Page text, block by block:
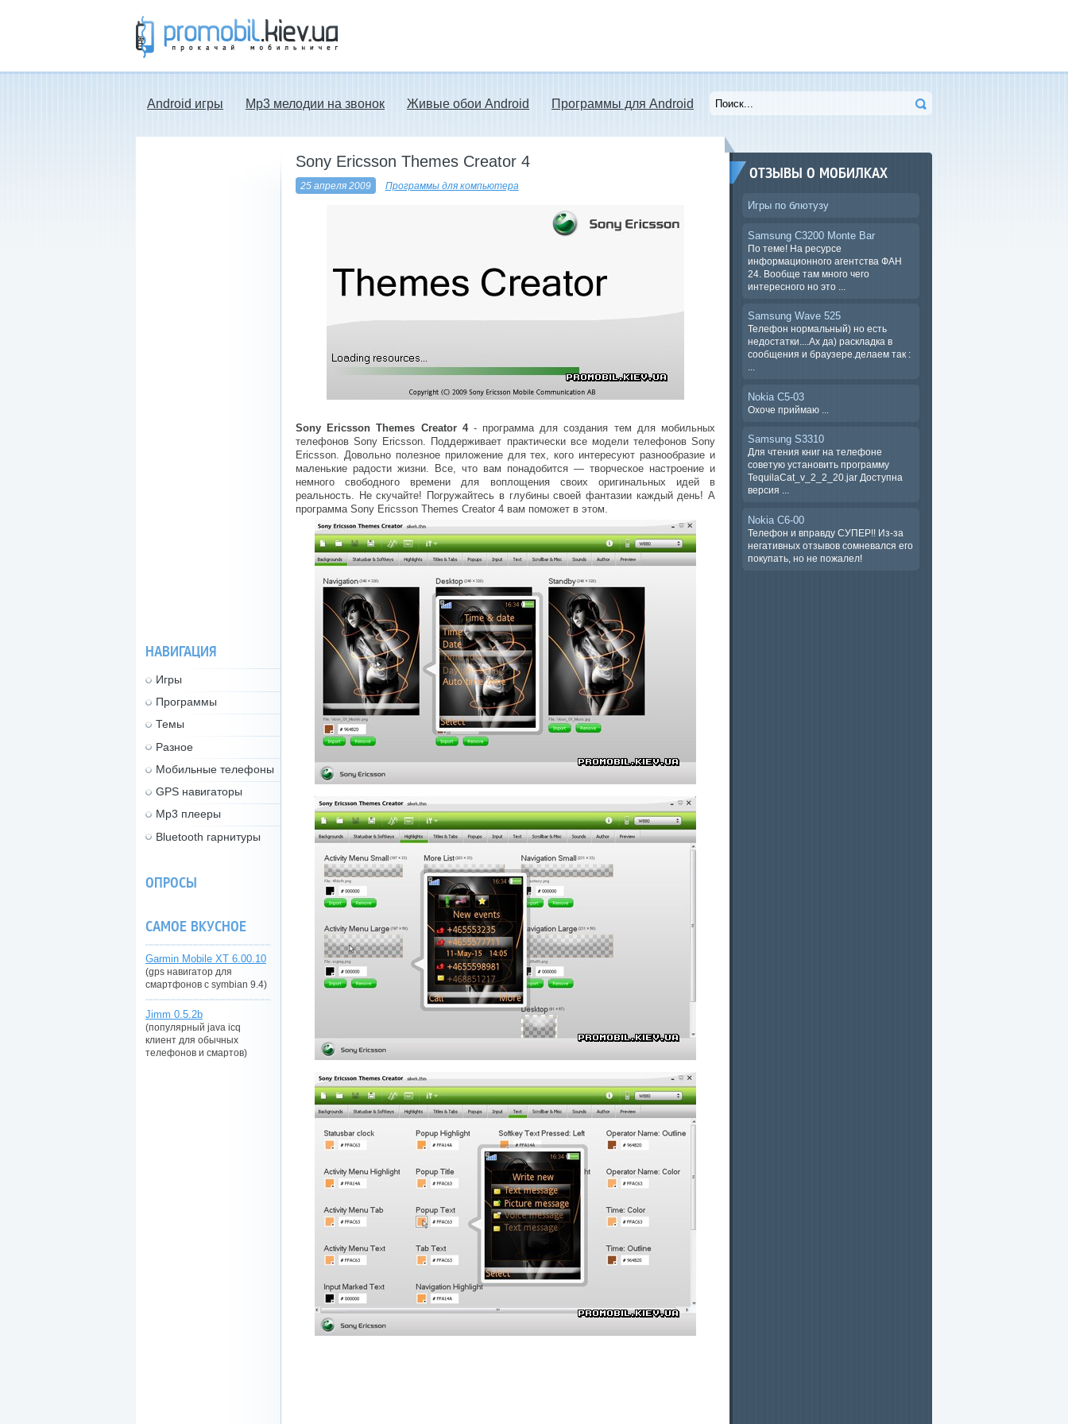
для Nokia, мелодии на звонок скачать
Android игры Mp3 мелодии на звонок Живые обои Android Программы для Android
Sony Ericsson Themes Creator 4
25 апреля 2009 Программы для компьютера
Sony Ericsson Themes Creator 4- программа для создания тем для мобильных
телефонов Sony Ericsson. Поддерживает практически все модели телефонов Sony
Ericsson. Довольно полезное приложение для тех, кого интересуют разнообразие и
маленькие радости жизни. Все, что вам понадобится — творческое настроение и
немного свободного времени для воплощения своих оригинальных идей в
реальность. Не скучайте! Погружайтесь в глубины своей фантазии каждый день! А
программа Sony Ericsson Themes Creator 4 вам поможет в этом.
ОТЗЫВЫ О МОБИЛКАХ
Игры по блютузу
Samsung C3200 Monte Bar
По теме! На ресурсе
информационного агентства ФАН
24. Вообще там много чего
интересного но это ...
Samsung Wave 525
Телефон нормальный) но есть
недостатки....Ах да) раскладка в
сообщения и браузере.делаем так :
Nokia C5-03
Охоче ​​приймаю ...
Samsung S3310
Для чтения книг на телефоне
советую установить программу
TequilaCat_v_2_2_20.jar Доступна
версия ...
Nokia C6-00
Телефон и вправду СУПЕР!! Из-за
негативных отзывов сомневался его
покупать, но не пожалел!
НАВИГАЦИЯ
Игры
Программы
Темы
Разное
Мобильные телефоны
GPS навигаторы
Mp3 плееры
Bluetooth гарнитуры
ОПРОСЫ
САМОЕ ВКУСНОЕ
Garmin Mobile XT 6.00.10
(gps навигатор для
смартфонов с symbian 9.4)
Jimm 0.5.2b
(популярный java icq
клиент для обычных
телефонов и смартов)